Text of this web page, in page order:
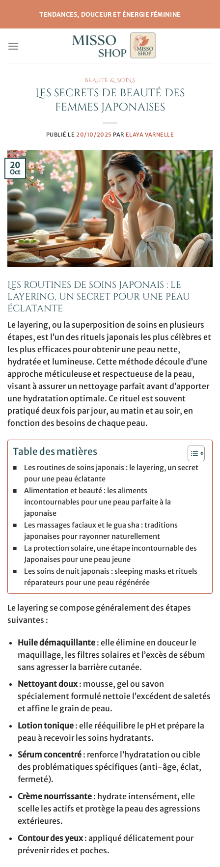
contenu
TENDANCES, DOUCEUR ET ÉNERGIE FÉMININE
BEAUTÉ & SOINS
Les secrets de beauté des
femmes japonaises
PUBLIÉ LE 20/10/2025 PAR ELAYA VARNELLE
20
Oct
Les routines de soins japonais : le
layering, un secret pour une peau
éclatante
Le layering, ou la superposition de soins en plusieurs
étapes, est l’un des rituels japonais les plus célèbres et
les plus efficaces pour obtenir une peau nette,
hydratée et lumineuse. Cette méthode découle d’une
approche méticuleuse et respectueuse de la peau,
visant à assurer un nettoyage parfait avant d’apporter
une hydratation optimale. Ce rituel est souvent
pratiqué deux fois par jour, au matin et au soir, en
fonction des besoins de chaque peau.
Table des matières
Les routines de soins japonais : le layering, un secret
pour une peau éclatante
Alimentation et beauté : les aliments
incontournables pour une peau parfaite à la
japonaise
Les massages faciaux et le gua sha : traditions
japonaises pour rayonner naturellement
La protection solaire, une étape incontournable des
Japonaises pour une peau jeune
Les soins de nuit japonais : sleeping masks et rituels
réparateurs pour une peau régénérée
Le layering se compose généralement des étapes
suivantes :
Huile démaquillante: elle élimine en douceur le
maquillage, les filtres solaires et l’excès de sébum
sans agresser la barrière cutanée.
Nettoyant doux: mousse, gel ou savon
spécialement formulé nettoie l’excédent de saletés
et affine le grain de peau.
Lotion tonique: elle rééquilibre le pH et prépare la
peau à recevoir les soins hydratants.
Sérum concentré: renforce l’hydratation ou cible
des problématiques spécifiques (anti-âge, éclat,
fermeté).
Crème nourrissante: hydrate intensément, elle
scelle les actifs et protège la peau des agressions
extérieures.
Contour des yeux: appliqué délicatement pour
prévenir rides et poches.